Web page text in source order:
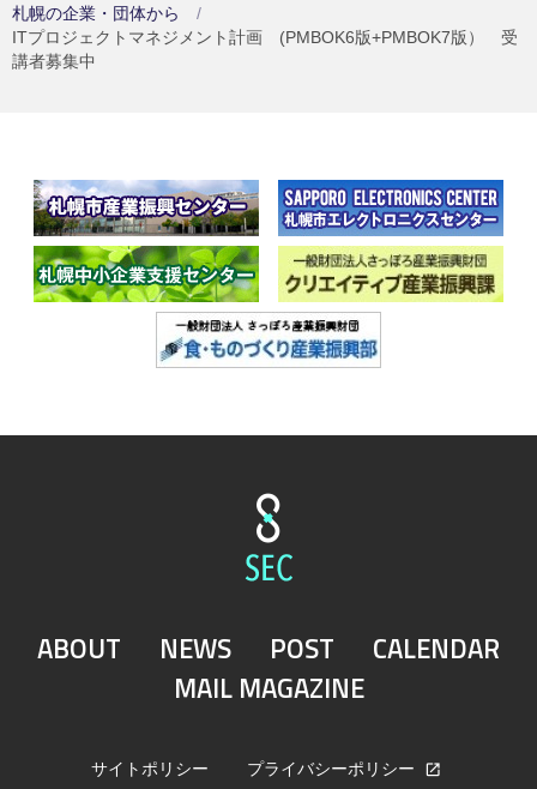
札幌の企業・団体から
ITプロジェクトマネジメント計画 (PMBOK6版+PMBOK7版） 受
講者募集中
ABOUT NEWS POST
CALENDAR
MAIL MAGAZINE
サイトポリシー プライバシーポリシー